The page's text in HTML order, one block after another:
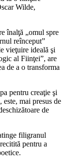
Wilde,
înalţă „omul spre
reînceput”
vieţuire ideală şi
al Fiinţei”, are
de a o transforma
pentru creaţie şi
mai presus de
de
filigranul
pentru a